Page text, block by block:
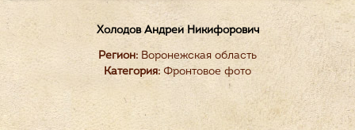
Холодов Андрей Никифорович
Регион: Воронежская область
Категория: Фронтовое фото